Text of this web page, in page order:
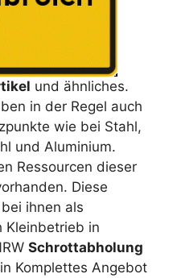
und ähnliches.
in der Regel auch
wie bei Stahl,
und Aluminium.
Ressourcen dieser
Diese
ihnen als
Kleinbetrieb in
Schrottabholung
Komplettes Angebot